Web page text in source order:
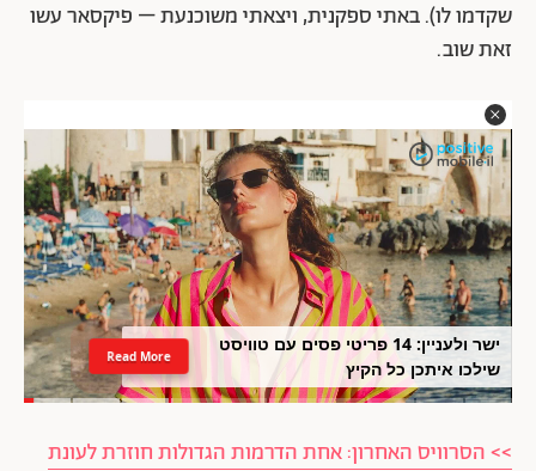
שקדמו לו). באתי ספקנית, ויצאתי משוכנעת – פיקסאר עשו
זאת שוב.
ישר ולעניין: 14 פריטי פסים עם טוויסט
שילכו איתכן כל הקיץ
Read More
>> הסרוויס האחרון: אחת הדרמות הגדולות חוזרת לעונת